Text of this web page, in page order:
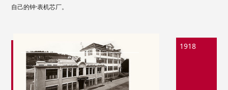
自己的钟·表机芯厂。
1918